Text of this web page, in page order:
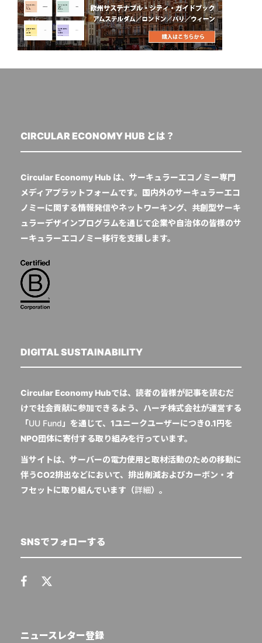
CIRCULAR ECONOMY HUB とは？
Circular Economy Hub は、サーキュラーエコノミー専門
メディアプラットフォームです。国内外のサーキュラーエコ
ノミーに関する情報発信やネットワーキング、共創型サーキ
ュラーデザインプログラムを通じて企業や自治体の皆様のサ
ーキュラーエコノミー移行を支援します。
DIGITAL SUSTAINABILITY
Circular Economy Hubでは、読者の皆様が記事を読むだ
けで社会貢献に参加できるよう、ハーチ株式会社が運営する
「UU Fund 」を通じて、1ユニークユーザーにつき0.1円を
NPO団体に寄付する取り組みを行っています。
当サイトは、サーバーの電力使用と取材活動のための移動に
伴うCO2排出などにおいて、排出削減およびカーボン・オ
フセットに取り組んでいます（詳細）。
SNSでフォローする
ニュースレター登録